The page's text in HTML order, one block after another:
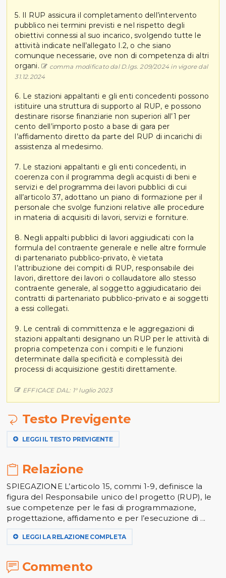
5. Il RUP assicura il completamento dell’intervento
pubblico nei termini previsti e nel rispetto degli
obiettivi connessi al suo incarico, svolgendo tutte le
attività indicate nell’allegato I.2, o che siano
comunque necessarie, ove non di competenza di altri
organi.
comma modificato dal D.lgs. 209/2024 in vigore dal
31.12.2024
6. Le stazioni appaltanti e gli enti concedenti possono
istituire una struttura di supporto al RUP, e possono
destinare risorse finanziarie non superiori all’1 per
cento dell’importo posto a base di gara per
l’affidamento diretto da parte del RUP di incarichi di
assistenza al medesimo.
7. Le stazioni appaltanti e gli enti concedenti, in
coerenza con il programma degli acquisti di beni e
servizi e del programma dei lavori pubblici di cui
all’articolo 37, adottano un piano di formazione per il
personale che svolge funzioni relative alle procedure
in materia di acquisiti di lavori, servizi e forniture.
8. Negli appalti pubblici di lavori aggiudicati con la
formula del contraente generale e nelle altre formule
di partenariato pubblico-privato, è vietata
l’attribuzione dei compiti di RUP, responsabile dei
lavori, direttore dei lavori o collaudatore allo stesso
contraente generale, al soggetto aggiudicatario dei
contratti di partenariato pubblico-privato e ai soggetti
a essi collegati.
9. Le centrali di committenza e le aggregazioni di
stazioni appaltanti designano un RUP per le attività di
propria competenza con i compiti e le funzioni
determinate dalla specificità e complessità dei
processi di acquisizione gestiti direttamente.
EFFICACE DAL: 1° luglio 2023
Testo Previgente
LEGGI IL TESTO PREVIGENTE
Relazione
SPIEGAZIONE L’articolo 15, commi 1-9, definisce la
figura del Responsabile unico del progetto (RUP), le
sue competenze per le fasi di programmazione,
progettazione, affidamento e per l’esecuzione di ...
LEGGI LA RELAZIONE COMPLETA
Commento